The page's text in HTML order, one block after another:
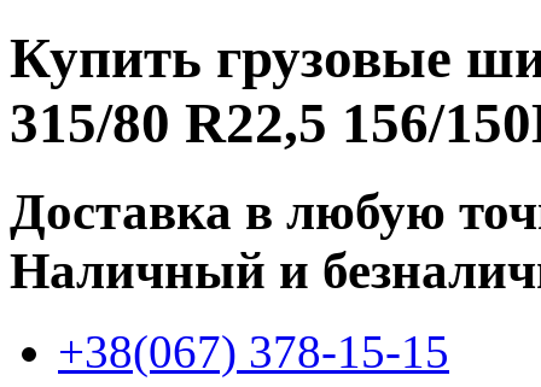
Купить грузовые
315/80 R22,5 156/
Доставка в любую
Наличный и
+38(067) 378-15-15